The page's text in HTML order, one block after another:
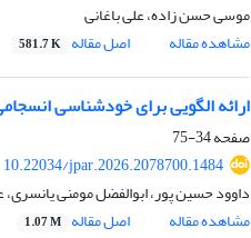
موسی حسن زاده، علی باغانی
مشاهده مقاله
اصل مقاله 581.7 K
ارائه الگویی برای خودشناسی
صفحه34-75
10.22034/jpar.2026.2078700.1484
داوود حسین پور، ابوالفضل مومنی
مشاهده مقاله
اصل مقاله 1.07 M